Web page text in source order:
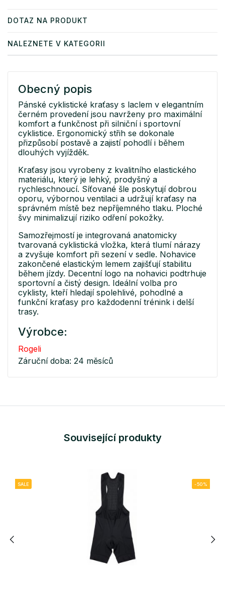
DOTAZ NA PRODUKT
NALEZNETE V KATEGORII
Obecný popis
Pánské cyklistické kraťasy s laclem v elegantním
černém provedení jsou navrženy pro maximální
komfort a funkčnost při silniční i sportovní
cyklistice. Ergonomický střih se dokonale
přizpůsobí postavě a zajistí pohodlí i během
dlouhých vyjížděk.
Kraťasy jsou vyrobeny z kvalitního elastického
materiálu, který je lehký, prodyšný a
rychleschnoucí. Síťované šle poskytují dobrou
oporu, výbornou ventilaci a udržují kraťasy na
správném místě bez nepříjemného tlaku. Ploché
švy minimalizují riziko odření pokožky.
Samozřejmostí je integrovaná anatomicky
tvarovaná cyklistická vložka, která tlumí nárazy
a zvyšuje komfort při sezení v sedle. Nohavice
zakončené elastickým lemem zajišťují stabilitu
během jízdy. Decentní logo na nohavici podtrhuje
sportovní a čistý design. Ideální volba pro
cyklisty, kteří hledají spolehlivé, pohodlné a
funkční kraťasy pro každodenní trénink i delší
trasy.
Výrobce:
Rogeli
Záruční doba: 24 měsíců
Související produkty
SALE -50%